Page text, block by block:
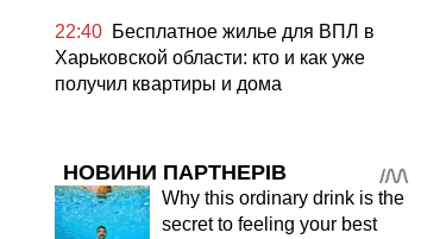
22:40 Бесплатное жилье для ВПЛ в
Харьковской области: кто и как уже
получил квартиры и дома
НОВИНИ ПАРТНЕРІВ
Why this ordinary drink is the
secret to feeling your best